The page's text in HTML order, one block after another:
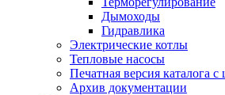
Дымоходы
Гидравлика
Электрические котлы
Тепловые насосы
Печатная версия каталога с
Архив документации